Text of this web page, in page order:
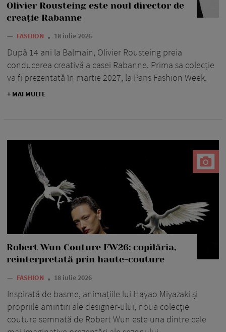
Olivier Rousteing este noul director de
creație Rabanne
— FASHION 18 iulie 2026
După 14 ani la Balmain, Olivier Rousteing preia
conducerea creativă a casei Rabanne. Prima sa colecție
va fi prezentată în martie 2027, la Paris Fashion Week.
+ MAI MULTE
Robert Wun Couture FW26: copilăria,
reinterpretată prin haute-couture
— FASHION 18 iulie 2026
Inspirată de basme, animațiile lui Hayao Miyazaki și
propriile amintiri ale designer-ului, noua colecție
couture semnată de Robert Wun este una dintre cele